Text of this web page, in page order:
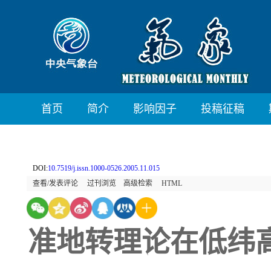
首页 简介 影响因子 投稿征稿
DOI:10.7519/j.issn.1000-0526.2005.11.015
查看/发表评论
过刊浏览 高级检索 HTML
准地转理论在低纬